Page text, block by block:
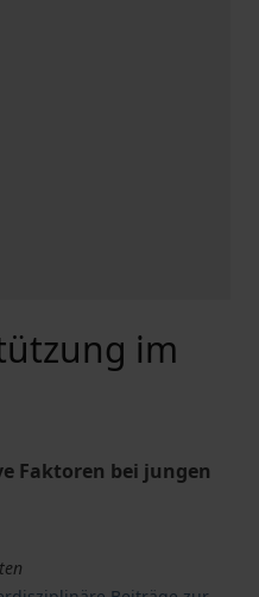
im
Faktoren bei jungen